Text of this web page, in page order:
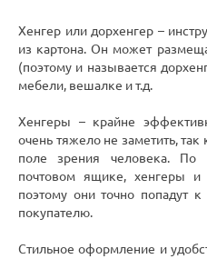
Хенгер или дорхенгер –
из картона. Он может
(поэтому и называется
мебели, вешалке и т.д.
Хенгеры – крайне
очень тяжело не заметить,
поле зрения человека. По
почтовом ящике, хенгеры и
поэтому они точно попадут
покупателю.
Стильное оформление и